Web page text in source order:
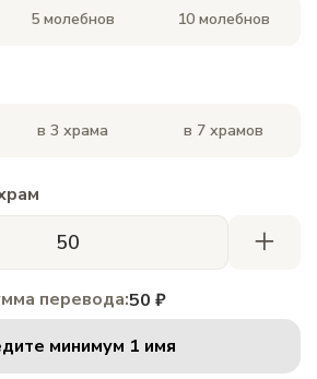
5 молебнов 10 молебнов
в 3 храма в 7 храмов
+
перевода:50 ₽
минимум 1 имя